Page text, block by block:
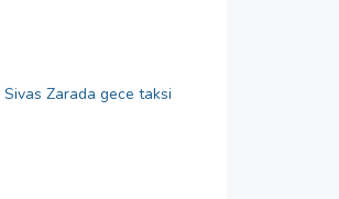
Sivas Zarada gece taksi